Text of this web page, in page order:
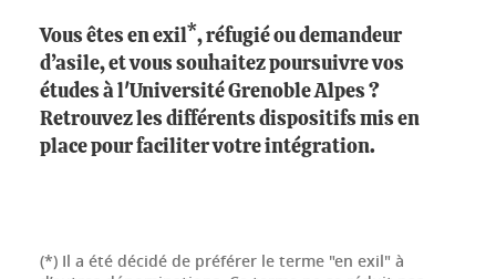
Vous êtes en exil*, réfugié ou demandeur
d’asile, et vous souhaitez poursuivre vos
études à l'Université Grenoble Alpes ?
Retrouvez les différents dispositifs mis en
place pour faciliter votre intégration.
(*) Il a été décidé de préférer le terme "en exil" à